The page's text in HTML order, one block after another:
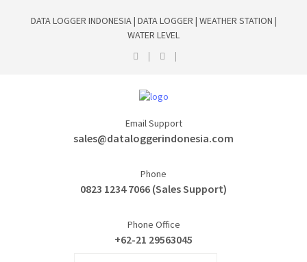
DATA LOGGER INDONESIA | DATA LOGGER | WEATHER STATION |
WATER LEVEL
Email Support
sales@dataloggerindonesia.com
Phone
0823 1234 7066 (Sales Support)
Phone Office
+62-21 29563045